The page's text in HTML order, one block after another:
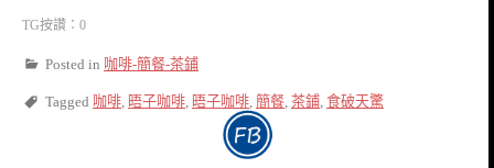
TG按讚：0
Posted in 咖啡-簡餐-茶鋪
Tagged 咖啡, 晤子咖啡, 晤子咖啡, 簡餐, 茶鋪, 食破天驚